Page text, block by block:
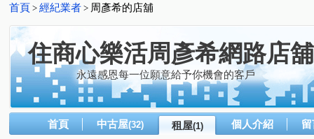
首頁 > 經紀業者 > 周彥希的店舖
住商心樂活周彥希網路店舖
永遠感恩每一位願意給予你機會的客戶
首頁 中古屋(32) 租屋(1) 個人介紹